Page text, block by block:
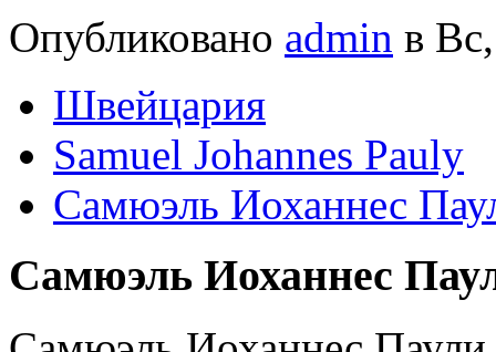
Опубликовано admin в
Швейцария
Samuel Johannes Pauly
Самюэль Иоханнес
Самюэль Иоханнес